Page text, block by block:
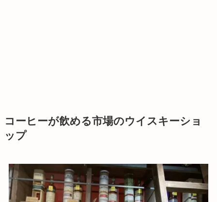
コーヒーが飲める市場のウイスキーショ
ップ